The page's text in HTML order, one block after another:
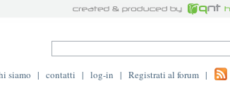
siamo | contatti | log-in | Registrati al forum |